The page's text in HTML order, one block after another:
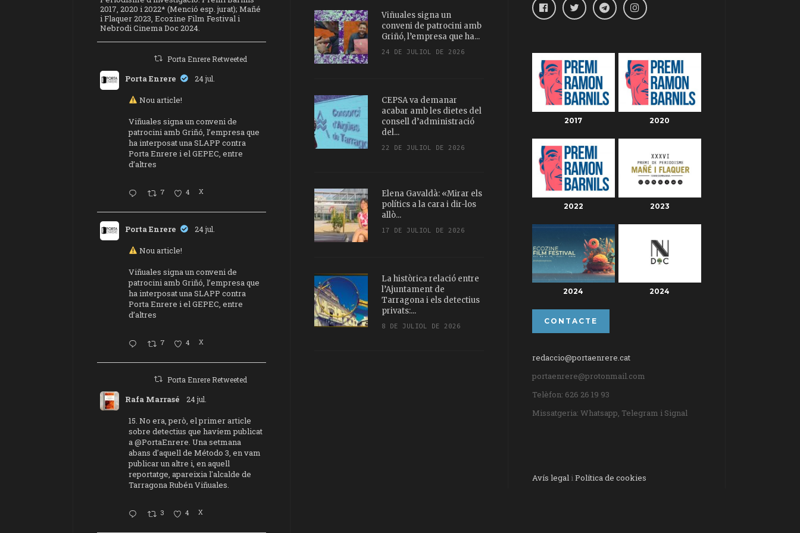
2017, 2020 i 2022* (Menció esp. jurat); Mañé
i Flaquer 2023, Ecozine Film Festival i
Nebrodi Cinema Doc 2024.
Porta Enrere Retweeted
Porta Enrere 24 jul.
Nou article!
Viñuales signa un conveni de
patrocini amb Griñó, l’empresa que
ha interposat una SLAPP contra
Porta Enrere i el GEPEC, entre
d’altres
7 4 X
Porta Enrere 24 jul.
Nou article!
Viñuales signa un conveni de
patrocini amb Griñó, l’empresa que
ha interposat una SLAPP contra
Porta Enrere i el GEPEC, entre
d’altres
7 4 X
Porta Enrere Retweeted
Rafa Marrasé 24 jul.
15. No era, però, el primer article
sobre detectius que havíem publicat
a@PortaEnrere. Una setmana
abans d'aquell de Método 3, en vam
publicar un altre i, en aquell
reportatge, apareixia l'alcalde de
Tarragona Rubén Viñuales.
3 4 X
Viñuales signa un
conveni de patrocini amb
Griñó, l’empresa que ha...
24 DE JULIOL DE 2026
CEPSA va demanar
acabar amb les dietes del
consell d’administració
del...
22 DE JULIOL DE 2026
Elena Gavaldà: «Mirar els
polítics a la cara i dir-los
allò...
17 DE JULIOL DE 2026
La històrica relació entre
l’Ajuntament de
Tarragona i els detectius
privats:...
8 DE JULIOL DE 2026
2017 2020
2022 2023
2024 2024
CONTACTE
redaccio@portaenrere.cat
portaenrere@protonmail.com
Telèfon: 626 26 19 93
Missatgeria: Whatsapp, Telegram i Signal
Avís legaliPolítica de cookies